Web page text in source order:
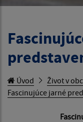
Úvod Život v
Fascinujúce jarné